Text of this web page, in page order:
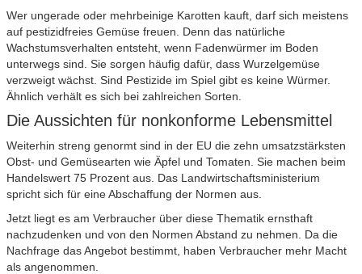
Wer ungerade oder mehrbeinige Karotten kauft, darf sich meistens
auf pestizidfreies Gemüse freuen. Denn das natürliche
Wachstumsverhalten entsteht, wenn Fadenwürmer im Boden
unterwegs sind. Sie sorgen häufig dafür, dass Wurzelgemüse
verzweigt wächst. Sind Pestizide im Spiel gibt es keine Würmer.
Ähnlich verhält es sich bei zahlreichen Sorten.
Die Aussichten für nonkonforme Lebensmittel
Weiterhin streng genormt sind in der EU die zehn umsatzstärksten
Obst- und Gemüsearten wie Äpfel und Tomaten. Sie machen beim
Handelswert 75 Prozent aus. Das Landwirtschaftsministerium
spricht sich für eine Abschaffung der Normen aus.
Jetzt liegt es am Verbraucher über diese Thematik ernsthaft
nachzudenken und von den Normen Abstand zu nehmen. Da die
Nachfrage das Angebot bestimmt, haben Verbraucher mehr Macht
als angenommen.